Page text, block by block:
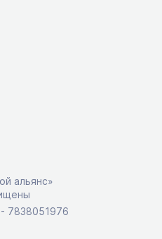
альянс»
7838051976